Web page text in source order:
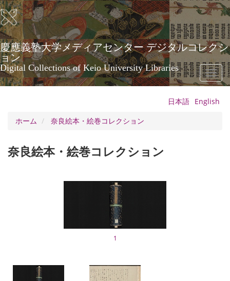
メ
イ
ン
コ
ン
テ
ン
ツ
に
慶應義塾大学メディアセンター デジタルコレクシ
ョン
Digital Collections of Keio University Libraries
Toggle
日本語 English
ホーム
奈良絵本・絵巻コレクション
奈良絵本・絵巻コレクション
1